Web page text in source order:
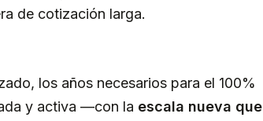
de cotización larga.
los años necesarios para el 100%
y activa —con la escala nueva que